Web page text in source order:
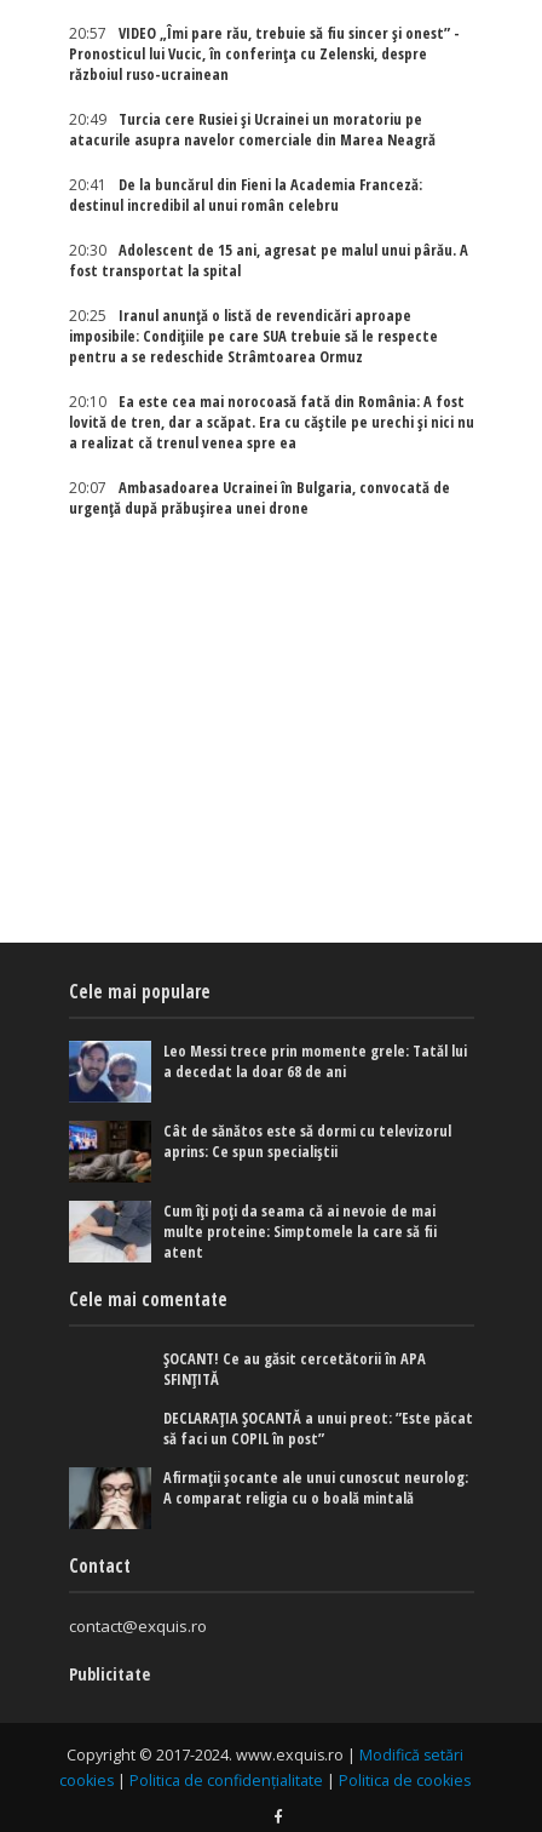
20:57
VIDEO „Îmi pare rău, trebuie să fiu sincer și onest” -
Pronosticul lui Vucic, în conferința cu Zelenski, despre
războiul ruso-ucrainean
20:49
Turcia cere Rusiei și Ucrainei un moratoriu pe
atacurile asupra navelor comerciale din Marea Neagră
20:41
De la buncărul din Fieni la Academia Franceză:
destinul incredibil al unui român celebru
20:30
Adolescent de 15 ani, agresat pe malul unui pârău. A
fost transportat la spital
20:25
Iranul anunță o listă de revendicări aproape
imposibile: Condițiile pe care SUA trebuie să le respecte
pentru a se redeschide Strâmtoarea Ormuz
20:10
Ea este cea mai norocoasă fată din România: A fost
lovită de tren, dar a scăpat. Era cu căștile pe urechi și nici nu
a realizat că trenul venea spre ea
20:07
Ambasadoarea Ucrainei în Bulgaria, convocată de
urgență după prăbușirea unei drone
Cele mai populare
Leo Messi trece prin momente grele: Tatăl lui
a decedat la doar 68 de ani
Cât de sănătos este să dormi cu televizorul
aprins: Ce spun specialiștii
Cum îți poți da seama că ai nevoie de mai
multe proteine: Simptomele la care să fii
atent
Cele mai comentate
ȘOCANT! Ce au găsit cercetătorii în APA
SFINȚITĂ
DECLARAȚIA ȘOCANTĂ a unui preot: ”Este păcat
să faci un COPIL în post”
Afirmaţii şocante ale unui cunoscut neurolog:
A comparat religia cu o boală mintală
Contact
contact@exquis.ro
Publicitate
Copyright © 2017-2024. www.exquis.ro | Modifică setări
cookies | Politica de confidențialitate | Politica de cookies